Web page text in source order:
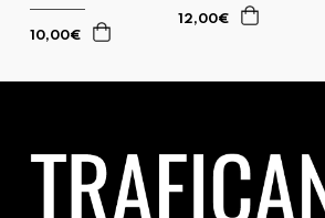
10,00€
12,00€